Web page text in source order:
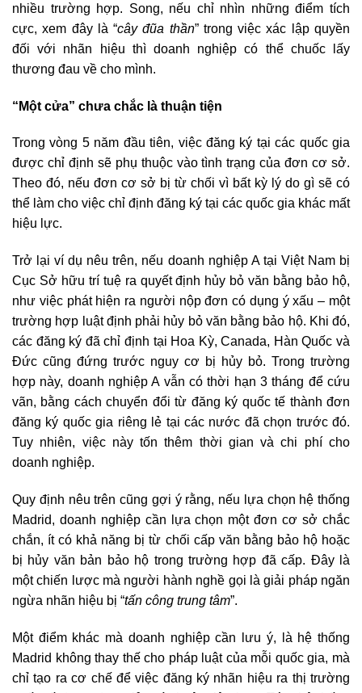
nhiều trường hợp. Song, nếu chỉ nhìn những điểm tích
cực, xem đây là “cây đũa thần” trong việc xác lập quyền
đối với nhãn hiệu thì doanh nghiệp có thể chuốc lấy
thương đau về cho mình.
“Một cửa” chưa chắc là thuận tiện
Trong vòng 5 năm đầu tiên, việc đăng ký tại các quốc gia
được chỉ định sẽ phụ thuộc vào tình trạng của đơn cơ sở.
Theo đó, nếu đơn cơ sở bị từ chối vì bất kỳ lý do gì sẽ có
thể làm cho việc chỉ định đăng ký tại các quốc gia khác mất
hiệu lực.
Trở lại ví dụ nêu trên, nếu doanh nghiệp A tại Việt Nam bị
Cục Sở hữu trí tuệ ra quyết định hủy bỏ văn bằng bảo hộ,
như việc phát hiện ra người nộp đơn có dụng ý xấu – một
trường hợp luật định phải hủy bỏ văn bằng bảo hộ. Khi đó,
các đăng ký đã chỉ định tại Hoa Kỳ, Canada, Hàn Quốc và
Đức cũng đứng trước nguy cơ bị hủy bỏ. Trong trường
hợp này, doanh nghiệp A vẫn có thời hạn 3 tháng để cứu
vãn, bằng cách chuyển đổi từ đăng ký quốc tế thành đơn
đăng ký quốc gia riêng lẻ tại các nước đã chọn trước đó.
Tuy nhiên, việc này tốn thêm thời gian và chi phí cho
doanh nghiệp.
Quy định nêu trên cũng gợi ý rằng, nếu lựa chọn hệ thống
Madrid, doanh nghiệp cần lựa chọn một đơn cơ sở chắc
chắn, ít có khả năng bị từ chối cấp văn bằng bảo hộ hoặc
bị hủy văn bản bảo hộ trong trường hợp đã cấp. Đây là
một chiến lược mà người hành nghề gọi là giải pháp ngăn
ngừa nhãn hiệu bị “tấn công trung tâm”.
Một điểm khác mà doanh nghiệp cần lưu ý, là hệ thống
Madrid không thay thế cho pháp luật của mỗi quốc gia, mà
chỉ tạo ra cơ chế để việc đăng ký nhãn hiệu ra thị trường